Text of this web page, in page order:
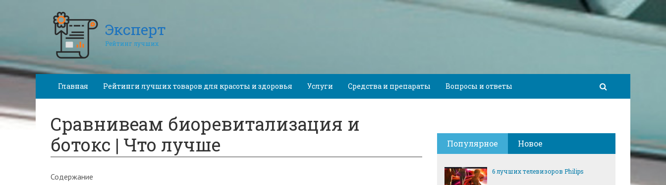
Эксперт
Рейтинг лучших
Главная Рейтинги лучших товаров для красоты и здоровья Услуги Средства и препараты Вопросы и ответы
Сравнивеам биоревитализация и
ботокс | Что лучше
Содержание
Популярное Новое
6 лучших телевизоров Philips